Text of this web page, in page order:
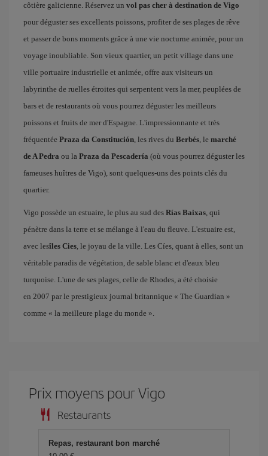
côtière galicienne. Réservez un vol pas cher à destination de Vigo
pour déguster ses excellents poissons, profiter de ses plages de rêve
et passer de bons moments grâce à une vie nocturne animée, pour un
voyage inoubliable. Son vieux quartier, un petit village dans une
ville portuaire industrielle et animée, offre aux visiteurs un
labyrinthe de ruelles étroites qui serpentent vers la mer, peuplées de
bars et de restaurants où vous pourrez déguster les meilleurs
poissons et fruits de mer d'Espagne. L'impressionnante et très
fréquentée Praza da Constitución, les rives du Berbés, le marché
de A Pedra ou la Praza da Pescadería (où vous pourrez déguster les
fameuses huîtres de Vigo), sont quelques-uns des points clés du
quartier.
Vigo possède un estuaire, le plus au sud des Rías Baixas, qui
pénètre dans la terre et se mélange à l'eau du fleuve. L'estuaire est,
avec lesîles Cies, le joyau de la ville. Les Cíes, quant à elles, sont un
véritable paradis de végétation, de sable blanc et d'eaux bleu
turquoise. L'une de ses plages, celle de Rhodes, a été choisie
en 2007 par le prestigieux journal britannique « The Guardian »
comme « la meilleure plage du monde ».
Prix ​​moyens pour Vigo
Restaurants
Repas, restaurant bon marché